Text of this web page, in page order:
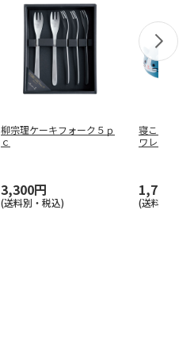
柳宗理ケーキフォーク５ｐ
ｃ
3,300円
(送料別・税込)
寝ころびペ
ワレネコ）
1,760円
(送料別・税